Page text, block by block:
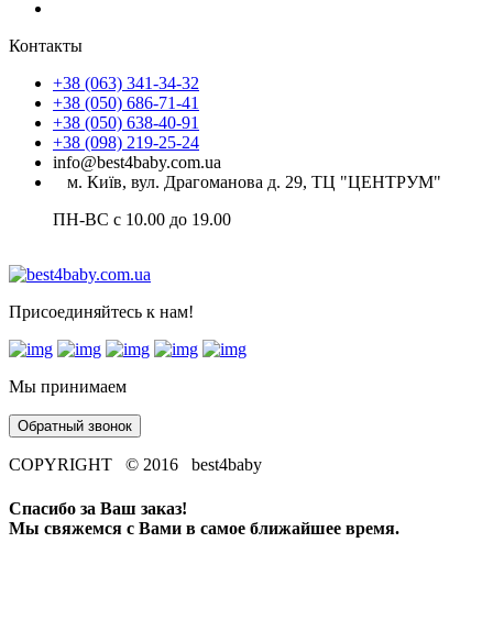
Контакты
+38 (063) 341-34-32
+38 (050) 686-71-41
+38 (050) 638-40-91
+38 (098) 219-25-24
info@best4baby.com.ua
м. Київ, вул. Драгоманова д. 29, ТЦ "ЦЕНТРУМ"
ПН-ВС с 10.00 до 19.00
Присоединяйтесь к нам!
Мы принимаем
Обратный звонок
COPYRIGHT © 2016 best4baby
Спасибо за Ваш заказ!
Мы свяжемся с Вами в самое ближайшее время.